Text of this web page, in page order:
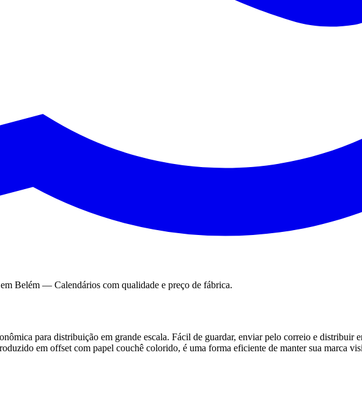
em Belém — Calendários com qualidade e preço de fábrica.
para distribuição em grande escala. Fácil de guardar, enviar pelo correio e
em offset com papel couchê colorido, é uma forma eficiente de manter sua marca